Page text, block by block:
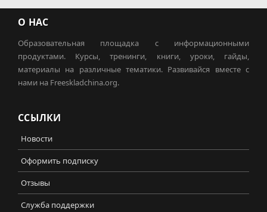
О НАС
Образовательная площадка с информационными
продуктами. Курсы, тренинги, книги, уроки, гайды,
материалы на различные тематики. Развивайся вместе с
нами на Freeskladchina.org.
ССЫЛКИ
Новости
Оформить подписку
Отзывы
Служба поддержки